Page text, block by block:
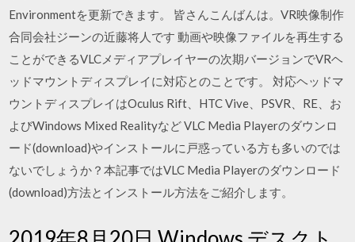
Environmentを更新できます。 皆さんこんばんは。VR映像制作
合同会社ジーンの近藤将人です 動画や映像ファイルを再生する
ことができるVLCメディアプレイヤーの次期バージョンでVRヘ
ッドマウントディスプレイに対応とのことです。 対応ヘッドマ
ウントディスプレイはOculus Rift、HTC Vive、PSVR、RE、お
よびWindows Mixed Realityなど VLC Media Playerのダウンロ
ード(download)やインストールに戸惑っている方も多いのでは
ないでしょうか？本記事ではVLC Media Playerのダウンロード
(download)方法とインストール方法をご紹介します。